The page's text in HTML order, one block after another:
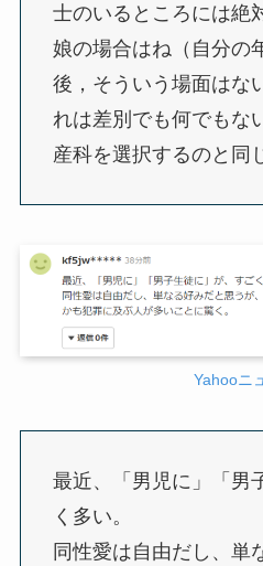
士のいるところには絶
娘の場合はね（自分の
後，そういう場面はな
れは差別でも何でもな
産科を選択するのと同
Yahooニ
最近、「男児に」「男
く多い。
同性愛は自由だし、単